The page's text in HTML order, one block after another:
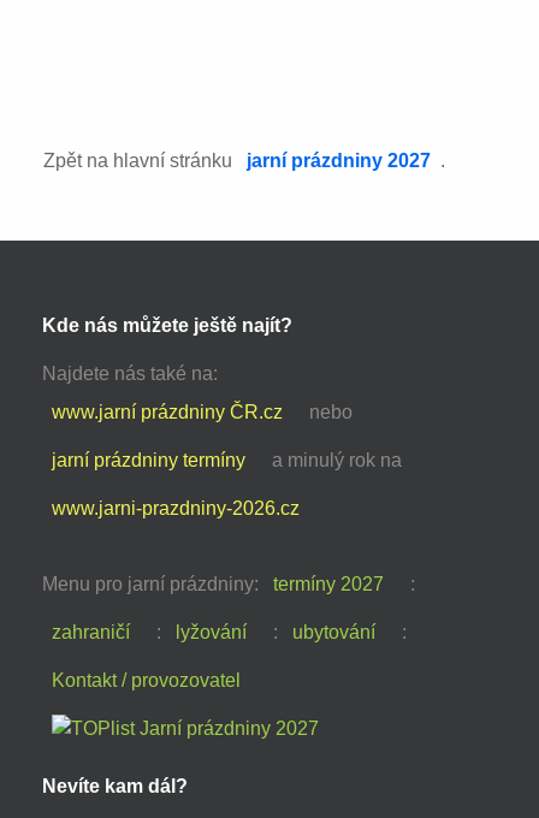
Zpět na hlavní stránku jarní prázdniny 2027 .
Kde nás můžete ještě najít?
Najdete nás také na:
www.jarní prázdniny ČR.cz
nebo
jarní prázdniny termíny a minulý rok na
www.jarni-prazdniny-2026.cz
Menu pro jarní prázdniny: termíny 2027 :
zahraničí : lyžování : ubytování :
Kontakt / provozovatel
Nevíte kam dál?